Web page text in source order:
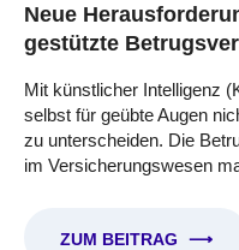
Neue
gestützte
Mit künstlicher Intelligenz
selbst für geübte Augen
zu unterscheiden. Die
im Versicherungswesen
ZUM BEITRAG ⟶